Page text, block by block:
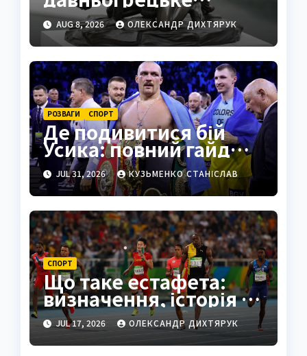
єдиноборство
повного контакту
AUG 8, 2026 ОЛЕКСАНДР ДИХТЯРУК
РОЗВАГИ СПОРТ
Де подивитися бій
Усика: повний гайд
для фанатів 2026
JUL 31, 2026 КУЗЬМЕНКО СТАНІСЛАВ
СПОРТ
Що таке естафета:
визначення, історія та
правила
JUL 17, 2026 ОЛЕКСАНДР ДИХТЯРУК